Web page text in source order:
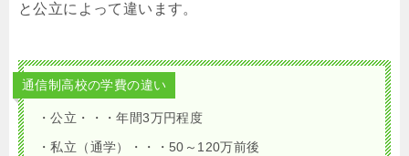
と公立によって違います。
通信制高校の学費の違い
・公立・・・年間3万円程度
・私立（通学）・・・50～120万前後